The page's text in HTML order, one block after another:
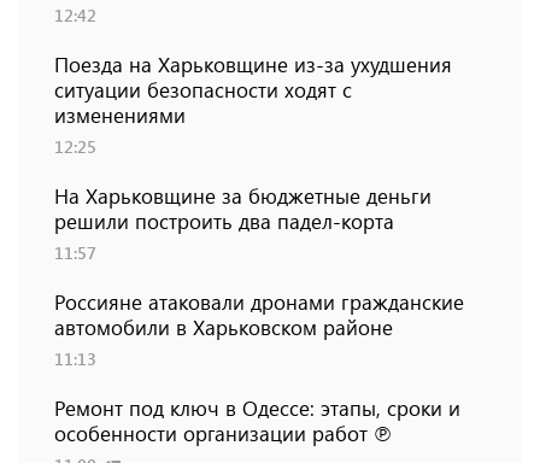
12:42
Поезда на Харьковщине из-за ухудшения
ситуации безопасности ходят с
изменениями
12:25
На Харьковщине за бюджетные деньги
решили построить два падел-корта
11:57
Россияне атаковали дронами гражданские
автомобили в Харьковском районе
11:13
Ремонт под ключ в Одессе: этапы, сроки и
особенности организации работ ℗